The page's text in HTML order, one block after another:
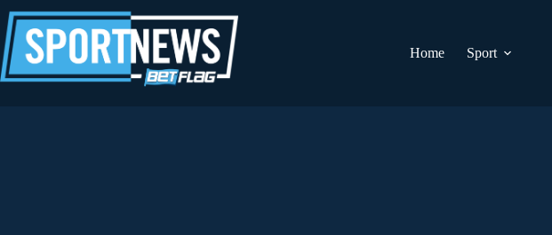
al
contenuto
Home
Sport